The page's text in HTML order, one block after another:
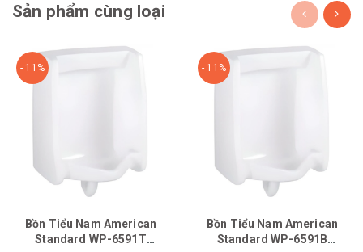
Sản phẩm cùng loại
- 11%
Bồn Tiểu Nam American
Standard WP-6591T
- 11%
Bồn Tiểu Nam American
Standard WP-6591B